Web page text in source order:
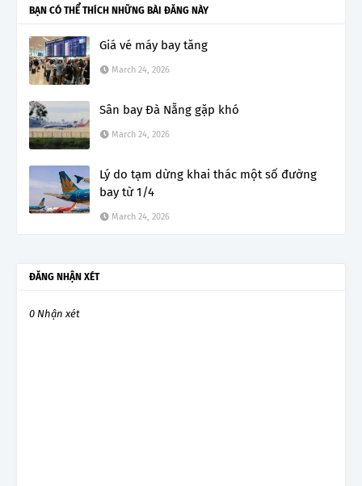
BẠN CÓ THỂ THÍCH NHỮNG BÀI ĐĂNG NÀY
Giá vé máy bay tăng
March 24, 2026
Sân bay Đà Nẵng gặp khó
March 24, 2026
Lý do tạm dừng khai thác một số đường
bay từ 1/4
March 24, 2026
ĐĂNG NHẬN XÉT
0 Nhận xét